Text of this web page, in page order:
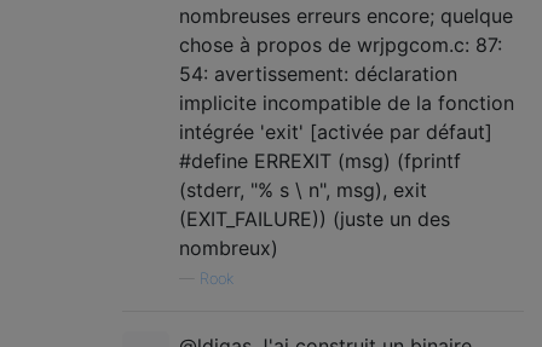
nombreuses erreurs encore; quelque
chose à propos de wrjpgcom.c: 87:
54: avertissement: déclaration
implicite incompatible de la fonction
intégrée 'exit' [activée par défaut]
#define ERREXIT (msg) (fprintf
(stderr, "% s \ n", msg), exit
(EXIT_FAILURE)) (juste un des
nombreux)
Rook